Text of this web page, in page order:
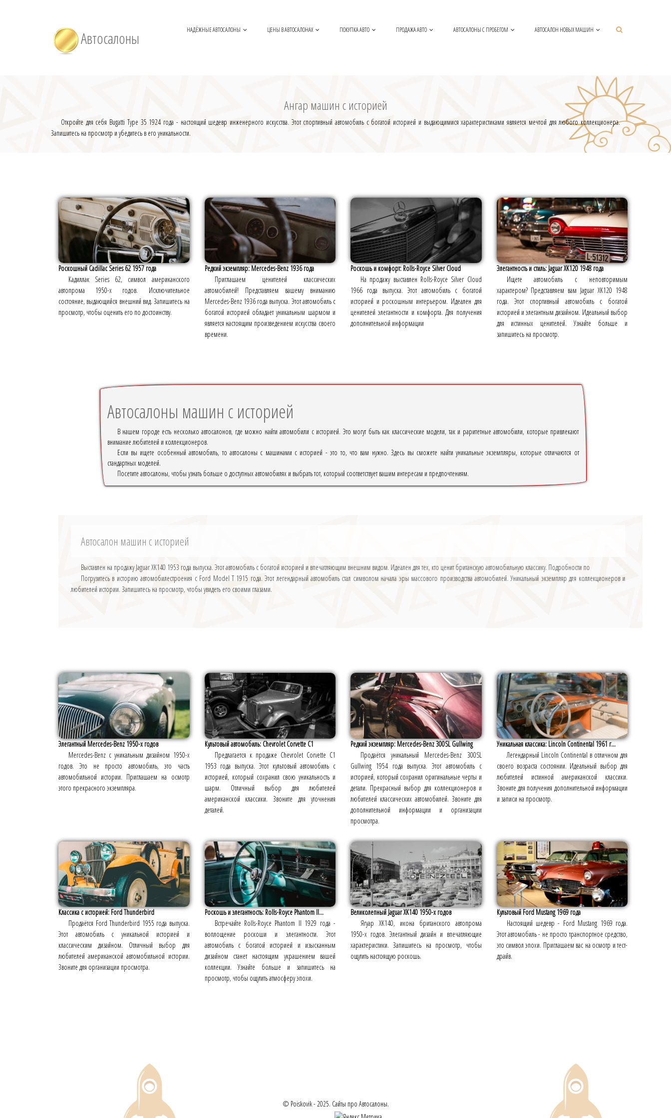
Автосалоны НАДЁЖНЫЕ АВТОСАЛОНЫ ЦЕНЫ В АВТОСАЛОНАХ ПОКУПКА АВТО ПРОДАЖА АВТО АВТОСАЛОНЫ С ПРОБЕГОМ АВТОСАЛОН НОВЫХ МАШИН
Ангар машин с историей
Откройте для себя Bugatti Type 35 1924 года - настоящий шедевр инженерного искусства. Этот спортивный автомобиль с богатой историей и выдающимися характеристиками является мечтой для любого коллекционера.
Запишитесь на просмотр и убедитесь в его уникальности.
Роскошный Cadillac Series 62 1957 года
Кадиллак Series 62, символ американского
автопрома 1950-х годов. Исключительное
состояние, выдающийся внешний вид. Запишитесь на
просмотр, чтобы оценить его по достоинству.
Редкий экземпляр: Mercedes-Benz 1936 года
Приглашаем ценителей классических
автомобилей! Представляем вашему вниманию
Mercedes-Benz 1936 года выпуска. Этот автомобиль с
богатой историей обладает уникальным шармом и
является настоящим произведением искусства своего
времени.
Роскошь и комфорт: Rolls-Royce Silver Cloud
На продажу выставлен Rolls-Royce Silver Cloud
1966 года выпуска. Этот автомобиль с богатой
историей и роскошным интерьером. Идеален для
ценителей элегантности и комфорта. Для получения
дополнительной информации
Элегантность и стиль: Jaguar XK120 1948 года
Ищете автомобиль с неповторимым
характером? Представляем вам Jaguar XK120 1948
года. Этот спортивный автомобиль с богатой
историей и элегантным дизайном. Идеальный выбор
для истинных ценителей. Узнайте больше и
запишитесь на просмотр.
Автосалоны машин с историей
В нашем городе есть несколько автосалонов, где можно найти автомобили с историей. Это могут быть как классические модели, так и раритетные автомобили, которые привлекают
внимание любителей и коллекционеров.
Если вы ищете особенный автомобиль, то автосалоны с машинами с историей - это то, что вам нужно. Здесь вы сможете найти уникальные экземпляры, которые отличаются от
стандартных моделей.
Посетите автосалоны, чтобы узнать больше о доступных автомобилях и выбрать тот, который соответствует вашим интересам и предпочтениям.
Автосалон машин с историей
Выставлен на продажу Jaguar XK140 1953 года выпуска. Этот автомобиль с богатой историей и впечатляющим внешним видом. Идеален для тех, кто ценит британскую автомобильную классику. Подробности по
Погрузитесь в историю автомобилестроения с Ford Model T 1915 года. Этот легендарный автомобиль стал символом начала эры массового производства автомобилей. Уникальный экземпляр для коллекционеров и
любителей истории. Запишитесь на просмотр, чтобы увидеть его своими глазами.
Элегантный Mercedes-Benz 1950-х годов
Mercedes-Benz с уникальным дизайном 1950-х
годов. Это не просто автомобиль, это часть
автомобильной истории. Приглашаем на осмотр
этого прекрасного экземпляра.
Культовый автомобиль: Chevrolet Corvette C1
Предлагается к продаже Chevrolet Corvette C1
1953 года выпуска. Этот культовый автомобиль с
историей, который сохранил свою уникальность и
шарм. Отличный выбор для любителей
американской классики. Звоните для уточнения
деталей.
Редкий экземпляр: Mercedes-Benz 300SL Gullwing
Продаётся уникальный Mercedes-Benz 300SL
Gullwing 1954 года выпуска. Этот автомобиль с
историей, который сохранил оригинальные черты и
детали. Прекрасный выбор для коллекционеров и
любителей классических автомобилей. Звоните для
дополнительной информации и организации
просмотра.
Уникальная классика: Lincoln Continental 1961 г...
Легендарный Lincoln Continental в отличном для
своего возраста состоянии. Идеальный выбор для
любителей истинной американской классики.
Звоните для получения дополнительной информации
и записи на просмотр.
Классика с историей: Ford Thunderbird
Продаётся Ford Thunderbird 1955 года выпуска.
Этот автомобиль с уникальной историей и
классическим дизайном. Отличный выбор для
любителей американской автомобильной истории.
Звоните для организации просмотра.
Роскошь и элегантность: Rolls-Royce Phantom II...
Встречайте Rolls-Royce Phantom II 1929 года -
воплощение роскоши и элегантности. Этот
автомобиль с богатой историей и изысканным
дизайном станет настоящим украшением вашей
коллекции. Узнайте больше и запишитесь на
просмотр, чтобы ощутить атмосферу эпохи.
Великолепный Jaguar XK140 1950-х годов
Ягуар XK140, икона британского автопрома
1950-х годов. Элегантный дизайн и впечатляющие
характеристики. Запишитесь на просмотр, чтобы
ощутить настоящую роскошь.
Культовый Ford Mustang 1969 года
Настоящий шедевр - Ford Mustang 1969 года.
Этот автомобиль - не просто транспортное средство,
это символ эпохи. Приглашаем вас на осмотр и тест-
драйв.
© Poiskovik - 2025. Сайты про Автосалоны.